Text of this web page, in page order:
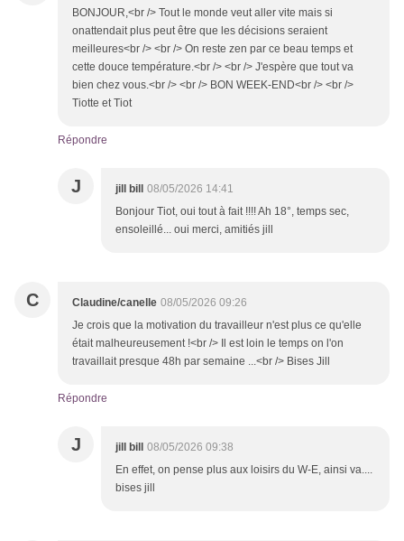
BONJOUR,<br /> Tout le monde veut aller vite mais si
onattendait plus peut être que les décisions seraient
meilleures<br /> <br /> On reste zen par ce beau temps et
cette douce température.<br /> <br /> J'espère que tout va
bien chez vous.<br /> <br /> BON WEEK-END<br /> <br />
Tiotte et Tiot
Répondre
J jill bill
08/05/2026 14:41
Bonjour Tiot, oui tout à fait !!!! Ah 18°, temps sec,
ensoleillé... oui merci, amitiés jill
C Claudine/canelle 08/05/2026 09:26
Je crois que la motivation du travailleur n'est plus ce qu'elle
était malheureusement !<br /> Il est loin le temps on l'on
travaillait presque 48h par semaine ...<br /> Bises Jill
Répondre
J jill bill
08/05/2026 09:38
En effet, on pense plus aux loisirs du W-E, ainsi va....
bises jill